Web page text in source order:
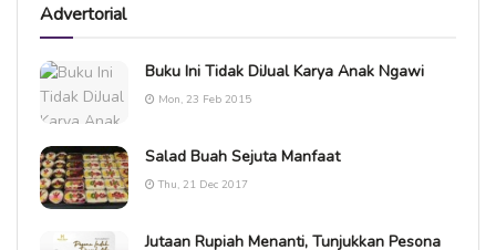
Advertorial
Buku Ini Tidak DiJual Karya Anak Ngawi
Mon, 23 Feb 2015
Salad Buah Sejuta Manfaat
Thu, 21 Dec 2017
Jutaan Rupiah Menanti, Tunjukkan Pesona